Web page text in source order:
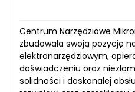
Centrum Narzędziowe
zbudowała swoją pozycję
elektronarzędziowym,
doświadczeniu oraz
solidności i doskonałej